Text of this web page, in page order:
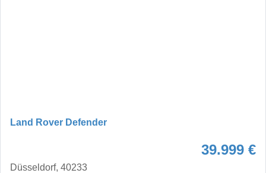
Land Rover Defender
39.999 €
Düsseldorf, 40233